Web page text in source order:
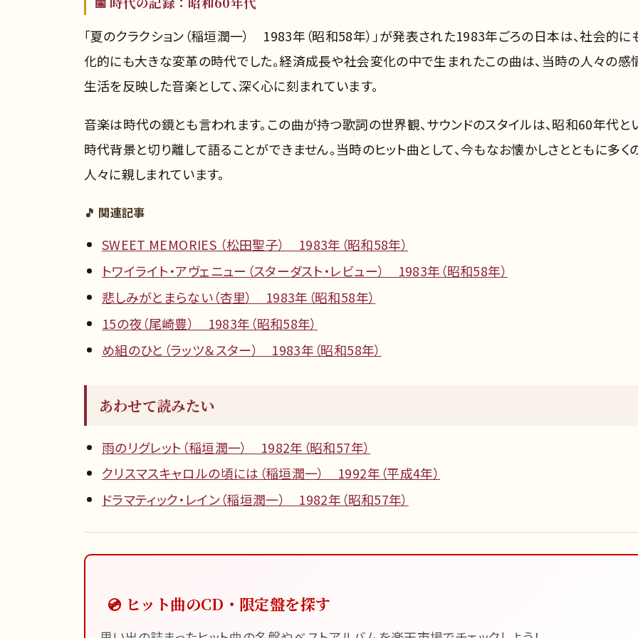
「夏のクラクション（稲垣潤一） 1983年（昭和58年）」が発表された1983年ごろの日本は、社会的に
化的にも大きな変革の時代でした。経済成長や社会変化の中で生まれたこの曲は、当時の人々の感
生活を反映した音楽として、深く心に刻まれています。
音楽は時代の鏡とも言われます。この曲が持つ歌詞の世界観、サウンドのスタイルは、昭和60年代と
時代背景と切り離して語ることができません。当時のヒット曲として、今もなお懐かしさとともに多く
人々に親しまれています。
🎵 関連記事
SWEET MEMORIES （松田聖子） 1983年（昭和58年）
トワイライト・アヴェニュー（スターダスト・レビュー） 1983年（昭和58年）
悲しみがとまらない（杏里） 1983年（昭和58年）
15の夜（尾崎豊） 1983年（昭和58年）
め組のひと（ラッツ＆スター） 1983年（昭和58年）
あわせて読みたい
雨のリグレット（稲垣潤一） 1982年（昭和57年）
クリスマスキャロルの頃には（稲垣潤一） 1992年（平成4年）
ドラマティック・レイン（稲垣潤一） 1982年（昭和57年）
💿 ヒット曲のCD・限定盤を探す